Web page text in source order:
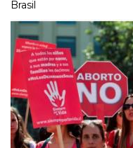
Brasil